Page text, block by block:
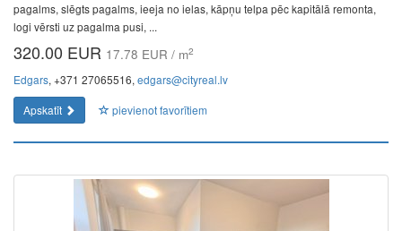
pagalms, slēgts pagalms, ieeja no ielas, kāpņu telpa pēc kapitālā remonta,
logi vērsti uz pagalma pusi, ...
320.00 EUR 17.78 EUR / m2
Edgars, +371 27065516, edgars@cityreal.lv
Apskatīt
pievienot favorītiem